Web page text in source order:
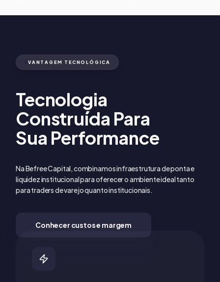
VANTAGEM TECNOLÓGICA
Tecnologia
Construída Para
Sua Performance
Na Befree Capital, combinamos infraestrutura de ponta e
liquidez institucional para oferecer o ambiente ideal tanto
para traders de varejo quanto institucionais.
Conhecer custos e margem